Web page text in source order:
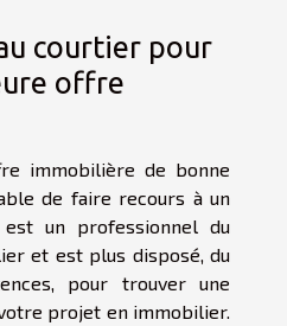
courtier pour
offre
immobilière de bonne
de faire recours à un
un professionnel du
et est plus disposé, du
pour trouver une
projet en immobilier.